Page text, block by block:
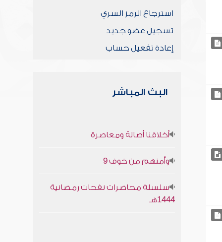
استرجاع الرمز السري
تسجيل عضو جديد
إعادة تفعيل حساب
البث المباشر
أخلاقنا أصالة ومعاصرة
وأمنهم من خوف 9
سلسلة محاضرات نفحات رمضانية
1444هـ